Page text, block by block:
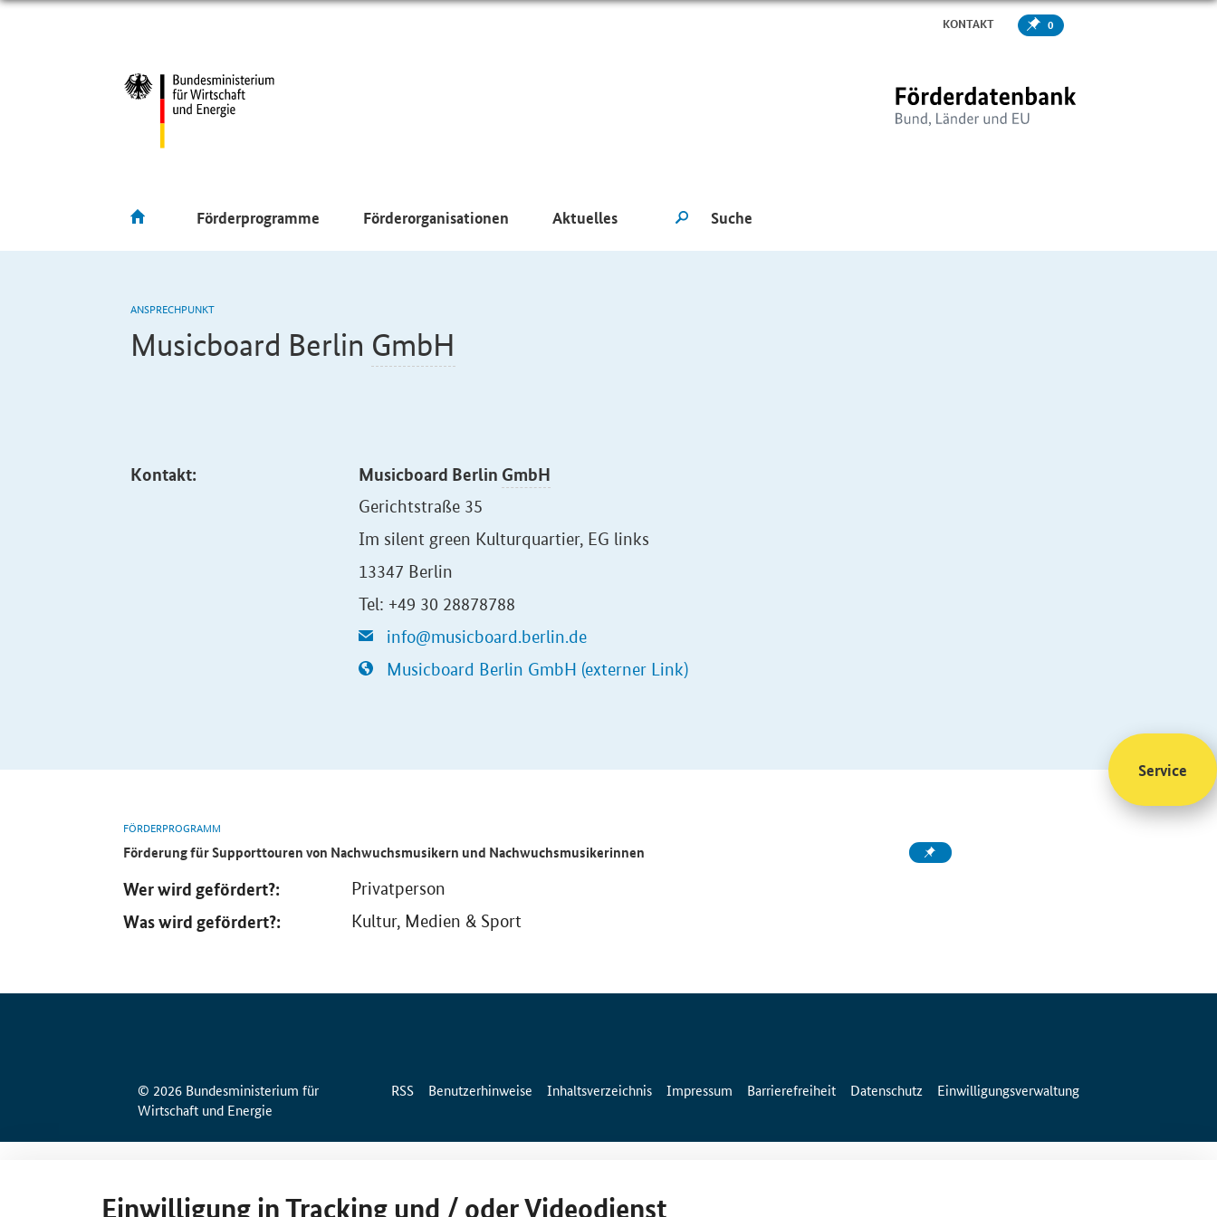
KONTAKT 0
Förderprogramme Förderorganisationen Aktuelles
ANSPRECHPUNKT
Musicboard Berlin GmbH
Kontakt: Musicboard Berlin GmbH
Gerichtstraße 35
Im silent green Kulturquartier, EG links
13347 Berlin
Tel: +49 30 28878788
info@musicboard.berlin.de
Musicboard Berlin GmbH (externer Link)
FÖRDERPROGRAMM
Förderung für Supporttouren von Nachwuchsmusikern und Nachwuchsmusikerinnen
Wer wird gefördert?: Privatperson
Was wird gefördert?: Kultur, Medien & Sport
Service
© 2026 Bundesministerium für
Wirtschaft und Energie
RSS Benutzerhinweise Inhaltsverzeichnis Impressum Barrierefreiheit Datenschutz Einwilligungsverwaltung
Einwilligung in Tracking und / oder Videodienst